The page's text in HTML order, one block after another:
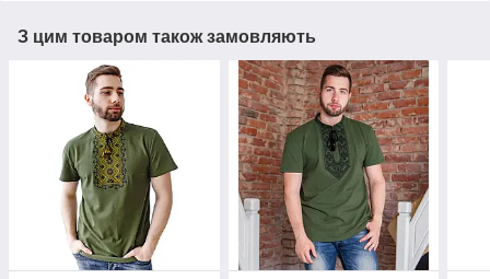
З цим товаром також замовляють